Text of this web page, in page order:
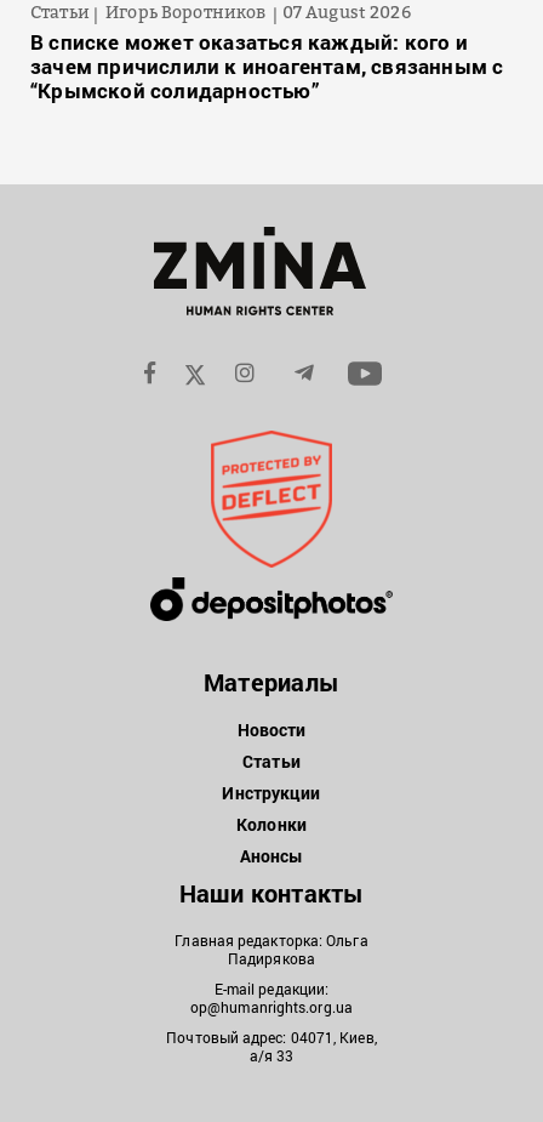
Статьи Игорь Воротников 07 August 2026
В списке может оказаться каждый: кого и
зачем причислили к иноагентам, связанным с
“Крымской солидарностью”
Материалы
Новости
Статьи
Инструкции
Колонки
Анонсы
Наши контакты
Главная редакторка: Ольга
Падирякова
E-mail редакции:
op@humanrights.org.ua
Почтовый адрес: 04071, Киев,
а/я 33